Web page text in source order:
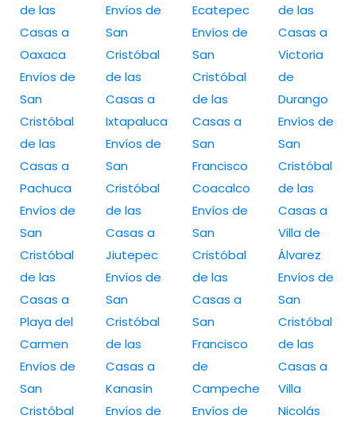
de las
Casas a
Oaxaca
Envíos de
San
Cristóbal
de las
Casas a
Pachuca
Envíos de
San
Cristóbal
de las
Casas a
Playa del
Carmen
Envíos de
San
Cristóbal
Envíos de
San
Cristóbal
de las
Casas a
Ixtapaluca
Envíos de
San
Cristóbal
de las
Casas a
Jiutepec
Envíos de
San
Cristóbal
de las
Casas a
Kanasín
Envíos de
Ecatepec
Envíos de
San
Cristóbal
de las
Casas a
San
Francisco
Coacalco
Envíos de
San
Cristóbal
de las
Casas a
San
Francisco
de
Campeche
Envíos de
de las
Casas a
Victoria
de
Durango
Envíos de
San
Cristóbal
de las
Casas a
Villa de
Álvarez
Envíos de
San
Cristóbal
de las
Casas a
Villa
Nicolás